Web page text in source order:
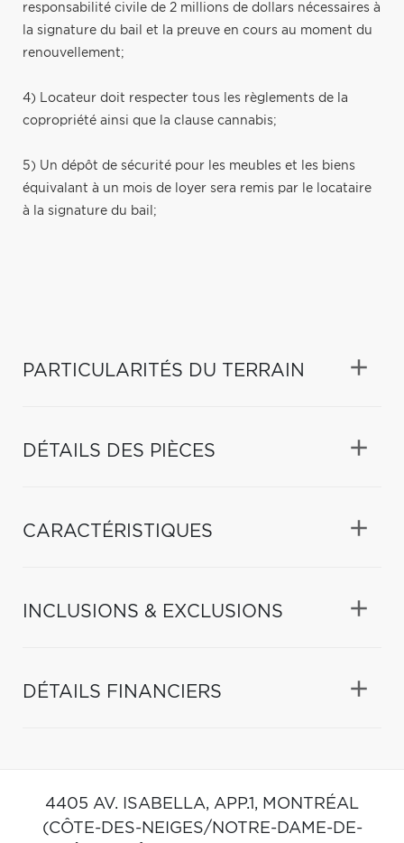
responsabilité civile de 2 millions de dollars nécessaires à
la signature du bail et la preuve en cours au moment du
renouvellement;
4) Locateur doit respecter tous les règlements de la
copropriété ainsi que la clause cannabis;
5) Un dépôt de sécurité pour les meubles et les biens
équivalant à un mois de loyer sera remis par le locataire
à la signature du bail;
PARTICULARITÉS DU TERRAIN
DÉTAILS DES PIÈCES
CARACTÉRISTIQUES
INCLUSIONS & EXCLUSIONS
DÉTAILS FINANCIERS
4405 AV. ISABELLA, APP.1, MONTRÉAL
(CÔTE-DES-NEIGES/NOTRE-DAME-DE-